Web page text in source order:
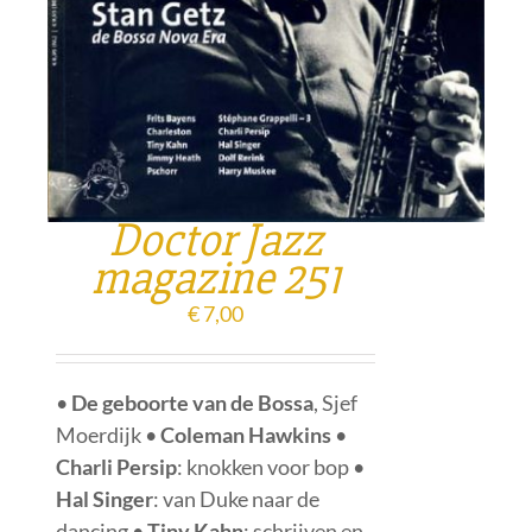
Doctor Jazz
magazine 251
€7,00
• De geboorte van de Bossa, Sjef
Moerdijk •Coleman Hawkins •
Charli Persip: knokken voor bop •
Hal Singer: van Duke naar de